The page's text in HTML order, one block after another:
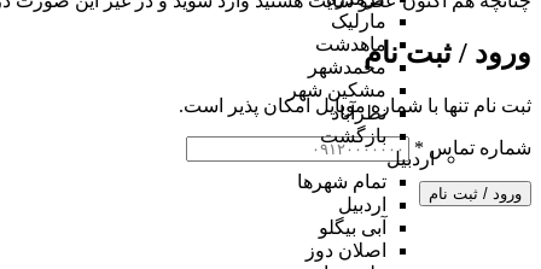
ورود / ثبت نام
ثبت نام تنها با شماره موبایل امکان پذیر است.
شماره تماس *
ورود / ثبت نام
مارلیک
ماهدشت
محمدشهر
مشکین شهر
نظرآباد
بازگشت
اردبیل
تمام شهر‌ها
اردبیل
آبی بیگلو
اصلان دوز